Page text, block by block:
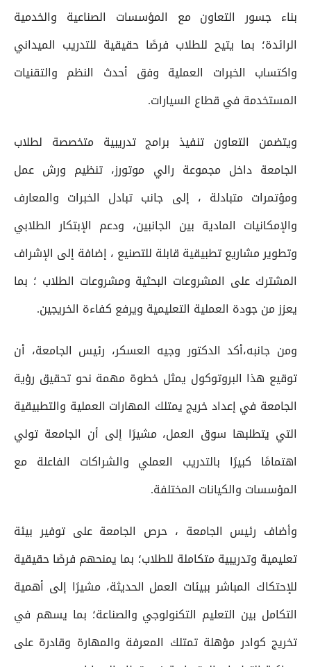
بناء جسور التعاون مع المؤسسات الصناعية والخدمية
الرائدة؛ بما يتيح للطلاب فرصًا حقيقية للتدريب الميداني
واكتساب الخبرات العملية وفق أحدث النظم والتقنيات
المستخدمة في قطاع السيارات.
ويتضمن التعاون تنفيذ برامج تدريبية متخصصة لطلاب
الجامعة داخل مجموعة رالي موتورز، تنظيم ورش عمل
ومؤتمرات متبادلة ، إلى جانب تبادل الخبرات والمعارف
والإمكانيات المادية بين الجانبين، ودعم الإبتكار الطلابي
وتطوير مشاريع تطبيقية قابلة للتصنيع ، إضافة إلى الإشراف
المشترك على المشروعات البحثية ومشروعات الطلاب ؛ بما
يعزز من جودة العملية التعليمية ويرفع كفاءة الخريجين.
ومن جانبه،أكد الدكتور وجيه العسكر، رئيس الجامعة، أن
توقيع هذا البروتوكول يمثل خطوة مهمة نحو تحقيق رؤية
الجامعة في إعداد خريج يمتلك المهارات العملية والتطبيقية
التي يتطلبها سوق العمل، مشيرًا إلى أن الجامعة تولي
اهتمامًا كبيرًا بالتدريب العملي والشراكات الفاعلة مع
المؤسسات والكيانات المختلفة.
وأضاف رئيس الجامعة ، حرص الجامعة على توفير بيئة
تعليمية وتدريبية متكاملة للطلاب؛ بما يمنحهم فرصًا حقيقية
للإحتكاك المباشر ببيئات العمل الحديثة، مشيرًا إلى أهمية
التكامل بين التعليم التكنولوجي والصناعة؛ بما يسهم في
تخريج كوادر مؤهلة تمتلك المعرفة والمهارة وقادرة على